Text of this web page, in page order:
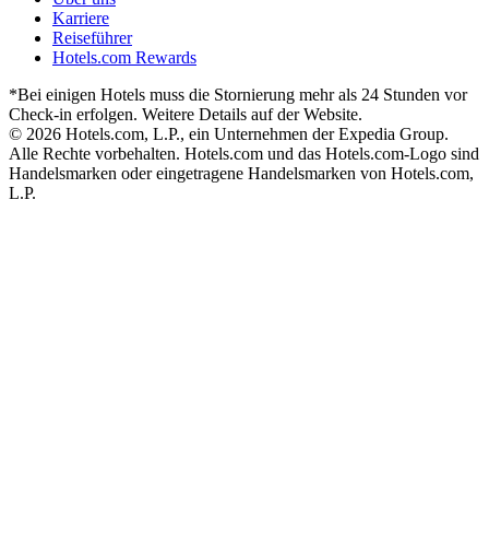
Karriere
Reiseführer
Hotels.com Rewards
*Bei einigen Hotels muss die Stornierung mehr als 24 Stunden vor
Check-in erfolgen. Weitere Details auf der Website.
© 2026 Hotels.com, L.P., ein Unternehmen der Expedia Group.
Alle Rechte vorbehalten. Hotels.com und das Hotels.com-Logo sind
Handelsmarken oder eingetragene Handelsmarken von Hotels.com,
L.P.